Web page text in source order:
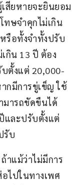
สียหายจะยินยอม
ทษจำคุกไม่เกิน
รือทั้งจำทั้งปรับ
กิน 13 ปี ต้อง
ตั้งแต่ 20,000-
กมีการขู่เข็ญ ใช้
มารถขัดขืนได้
และปรับตั้งแต่
รับ
าแม้ว่าไม่มีการ
ไปในทางเพศ